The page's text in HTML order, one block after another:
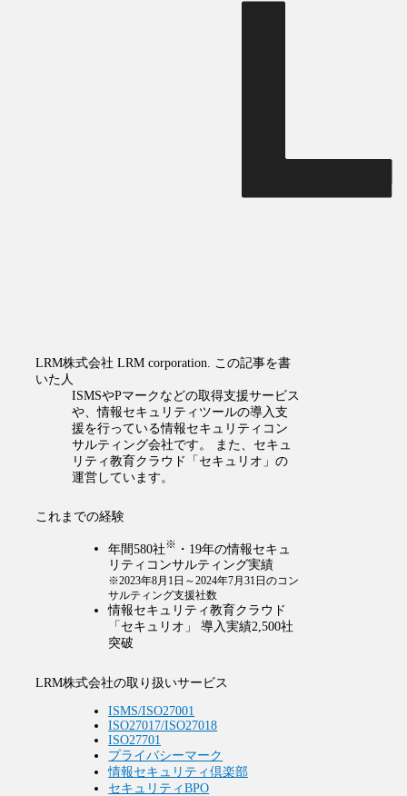
LRM株式会社 LRM corporation.
この記事を書
いた人
ISMSやPマークなどの取得支援サービス
や、情報セキュリティツールの導入支
援を行っている情報セキュリティコン
サルティング会社です。 また、セキュ
リティ教育クラウド「セキュリオ」の
運営しています。
これまでの経験
年間580社※ ・19年の情報セキュ
リティコンサルティング実績
※2023年8月1日～2024年7月31日のコン
サルティング支援社数
情報セキュリティ教育クラウド
「セキュリオ」 導入実績2,500社
突破
LRM株式会社の取り扱いサービス
ISMS/ISO27001
ISO27017/ISO27018
ISO27701
プライバシーマーク
情報セキュリティ倶楽部
セキュリティBPO